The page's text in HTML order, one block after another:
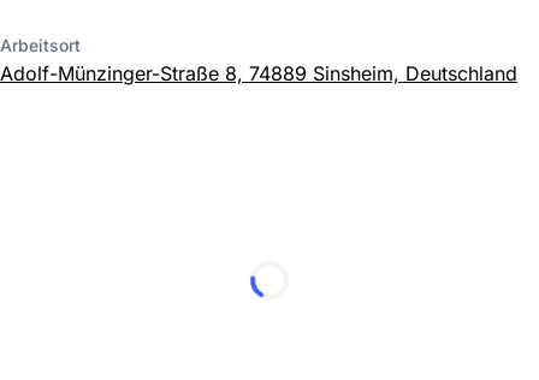
Arbeitsort
Adolf-Münzinger-Straße 8, 74889 Sinsheim, Deutschland